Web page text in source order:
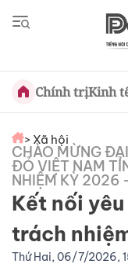
Chính trịKinh
> Xã hội
CHÀO MỪNG
ĐỎ VIỆT NAM
NHIỆM KỲ 2026
Kết nối
trách
Thứ Hai, 06/7/2026,